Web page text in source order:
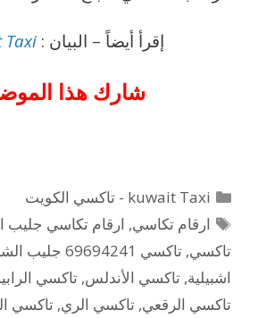
إقرأ أيضاً – البيان : Taxi
شارك هذا
التصنيفات
kuwait Taxi - تاكسي الكويت
الوسوم
ارقام تكاسي, ارقام تكاسي جليب
تاكسي, تاكسي 69694241 جليب الشيوخ
اشبيلية, تاكسي الأندلس, تاكسي
تاكسي الرقعي, تاكسي الري, تاكسي